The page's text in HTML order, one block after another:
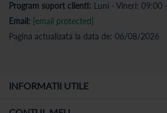
Program suport clienti: Luni - Vineri: 09:00
Email: [email protected]
Pagina actualizata la data de: 06/08/2026
INFORMATII UTILE